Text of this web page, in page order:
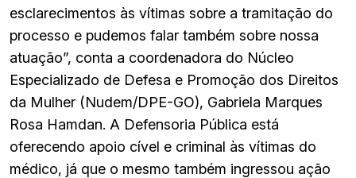
esclarecimentos às vítimas sobre a tramitação do
processo e pudemos falar também sobre nossa
atuação”, conta a coordenadora do Núcleo
Especializado de Defesa e Promoção dos Direitos
da Mulher (Nudem/DPE-GO), Gabriela Marques
Rosa Hamdan. A Defensoria Pública está
oferecendo apoio cível e criminal às vítimas do
médico, já que o mesmo também ingressou ação